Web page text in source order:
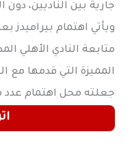
جارية بين الناديين، دون
ويأتي اهتمام بيراميدز
متابعة النادي الأهلي
المميزة التي قدمها مع
جعلته محل اهتمام عدد